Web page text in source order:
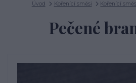
Úvod Kořenící směsi Kořenící
Pečené